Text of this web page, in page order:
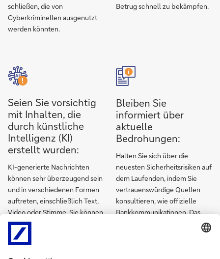
schließen, die von
Cyberkriminellen ausgenutzt
werden könnten.
Betrug schnell zu bekämpfen.
Seien Sie vorsichtig
mit Inhalten, die
durch künstliche
Intelligenz (KI)
erstellt wurden:
KI-generierte Nachrichten
können sehr überzeugend sein
und in verschiedenen Formen
auftreten, einschließlich Text,
Video oder Stimme. Sie können
sogar vertraute Personen, wie
Familienmitglieder,
nachahmen, um glaubwürdiger
Bleiben Sie
informiert über
aktuelle
Bedrohungen:
Halten Sie sich über die
neuesten Sicherheitsrisiken auf
dem Laufenden, indem Sie
vertrauenswürdige Quellen
konsultieren, wie offizielle
Bankkommunikationen. Das